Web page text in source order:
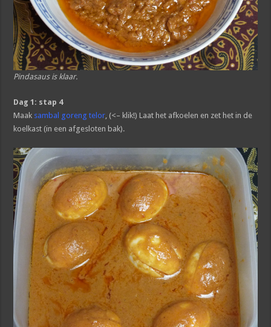
Pindasaus is klaar.
Dag 1: stap 4
Maak sambal goreng telor , (<– klik!) Laat het afkoelen en zet het in de
koelkast (in een afgesloten bak).